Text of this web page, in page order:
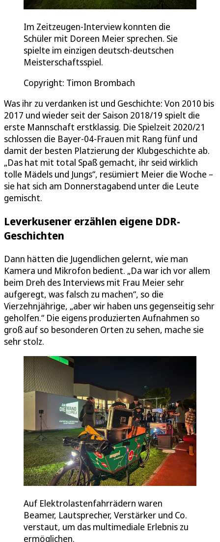
Im Zeitzeugen-Interview konnten die
Schüler mit Doreen Meier sprechen. Sie
spielte im einzigen deutsch-deutschen
Meisterschaftsspiel.
Copyright: Timon Brombach
Was ihr zu verdanken ist und Geschichte: Von 2010 bis
2017 und wieder seit der Saison 2018/19 spielt die
erste Mannschaft erstklassig. Die Spielzeit 2020/21
schlossen die Bayer-04-Frauen mit Rang fünf und
damit der besten Platzierung der Klubgeschichte ab.
„Das hat mit total Spaß gemacht, ihr seid wirklich
tolle Mädels und Jungs“, resümiert Meier die Woche –
sie hat sich am Donnerstagabend unter die Leute
gemischt.
Leverkusener erzählen eigene DDR-
Geschichten
Dann hätten die Jugendlichen gelernt, wie man
Kamera und Mikrofon bedient. „Da war ich vor allem
beim Dreh des Interviews mit Frau Meier sehr
aufgeregt, was falsch zu machen“, so die
Vierzehnjährige, „aber wir haben uns gegenseitig sehr
geholfen.“ Die eigens produzierten Aufnahmen so
groß auf so besonderen Orten zu sehen, mache sie
sehr stolz.
Auf Elektrolastenfahrrädern waren
Beamer, Lautsprecher, Verstärker und Co.
verstaut, um das multimediale Erlebnis zu
ermöglichen.